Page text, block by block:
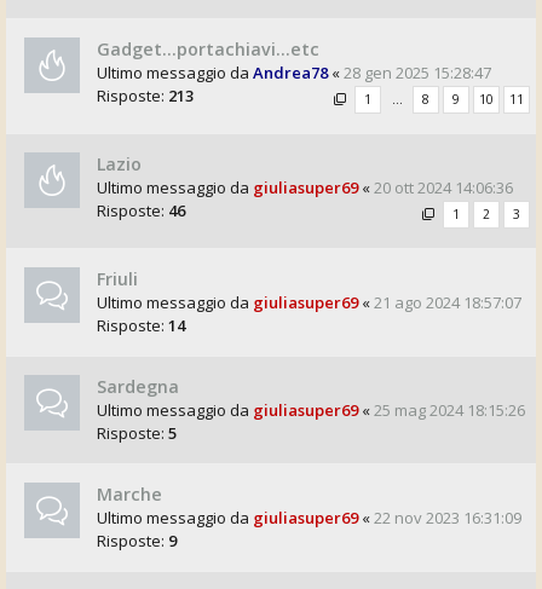
Gadget...portachiavi...etc
Ultimo messaggio da Andrea78«28 gen 2025 15:28:47
Risposte: 213 1 … 8 9 10 11
Lazio
Ultimo messaggio da giuliasuper69«20 ott 2024 14:06:36
Risposte: 46 1 2 3
Friuli
Ultimo messaggio da giuliasuper69«21 ago 2024 18:57:07
Risposte: 14
Sardegna
Ultimo messaggio da giuliasuper69«25 mag 2024 18:15:26
Risposte: 5
Marche
Ultimo messaggio da giuliasuper69«22 nov 2023 16:31:09
Risposte: 9